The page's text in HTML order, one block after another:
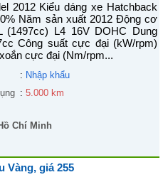
2012 Kiểu dáng xe Hatchback
Năm sản xuất 2012 Động cơ
(1497cc) L4 16V DOHC Dung
Công suất cực đại (kW/rpm)
cực đại (Nm/rpm...
: Nhập khẩu
: 5.000 km
Chí Minh
Vàng, giá 255